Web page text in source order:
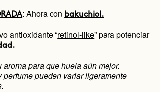
: Ahora con bakuchiol.
antioxidante “retinol-like” para potenciar
para que huela aún mejor.
pueden variar ligeramente